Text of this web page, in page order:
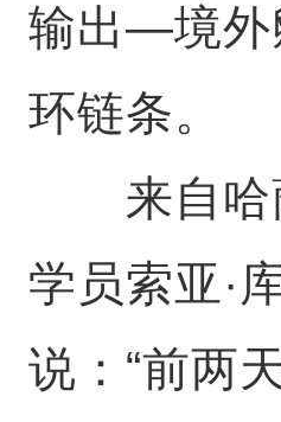
输出—境外
环链条。
来自哈
学员索亚·
说：“前两